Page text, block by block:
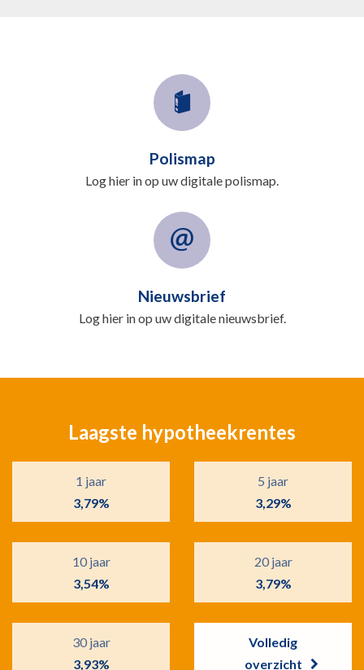
Polismap
Log hier in op uw digitale polismap.
Nieuwsbrief
Log hier in op uw digitale nieuwsbrief.
Laagste hypotheekrentes
1 jaar
3,79%
5 jaar
3,29%
10 jaar
3,54%
20 jaar
3,79%
30 jaar
3,93%
Volledig
overzicht